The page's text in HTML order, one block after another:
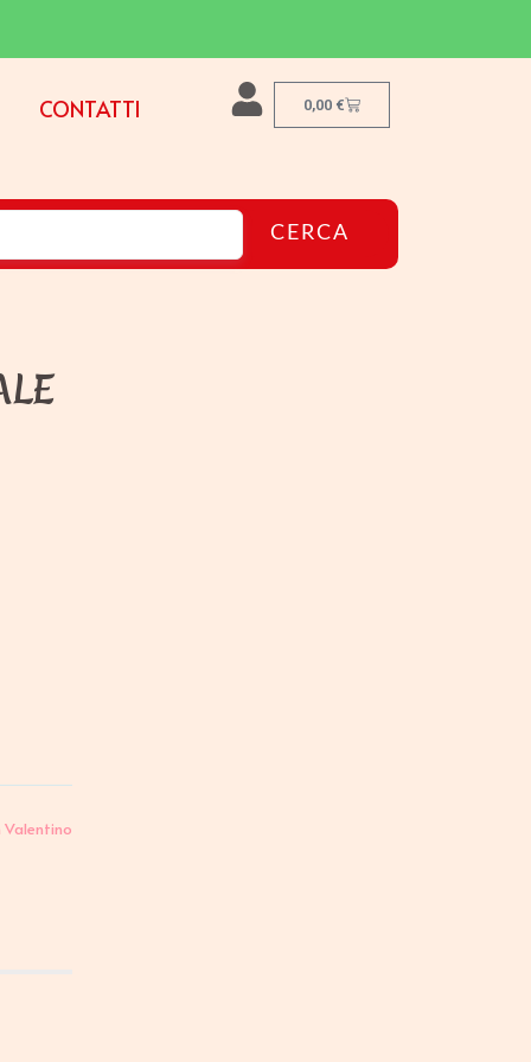
CONTATTI 0,00 €
CERCA
Valentino